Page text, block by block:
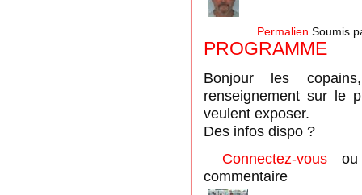
Permalien Soumis
PROGRAMME
Bonjour les
renseignement sur le
veulent exposer.
Des infos dispo ?
Connectez-vous
commentaire